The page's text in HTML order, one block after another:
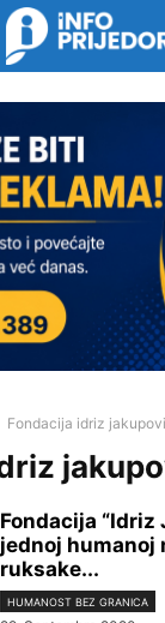
Fondacija idriz
Fondacija “Idriz
jednoj humanoj
ruksake...
HUMANOST BEZ GRANICA